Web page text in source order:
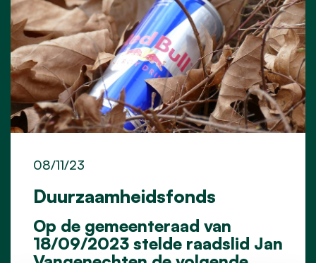
Duurzaamheidsfonds
08/11/23
Op de gemeenteraad van
18/09/2023 stelde raadslid Jan